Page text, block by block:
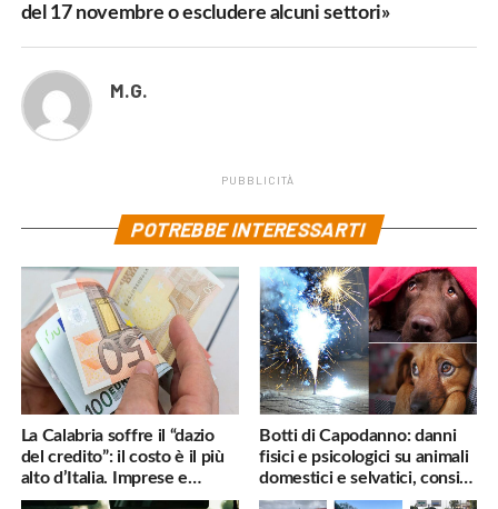
del 17 novembre o escludere alcuni settori»
M.G.
PUBBLICITÀ
POTREBBE INTERESSARTI
La Calabria soffre il “dazio
del credito”: il costo è il più
alto d’Italia. Imprese e
famiglie penalizzate
Botti di Capodanno: danni
fisici e psicologici su animali
domestici e selvatici, consigli
utili